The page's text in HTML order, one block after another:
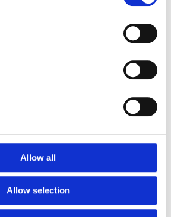
Allow all
Allow selection
Lekställningar
Lekställnin
gar utan
och